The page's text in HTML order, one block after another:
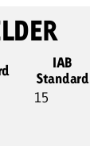
IAB
Standard
15